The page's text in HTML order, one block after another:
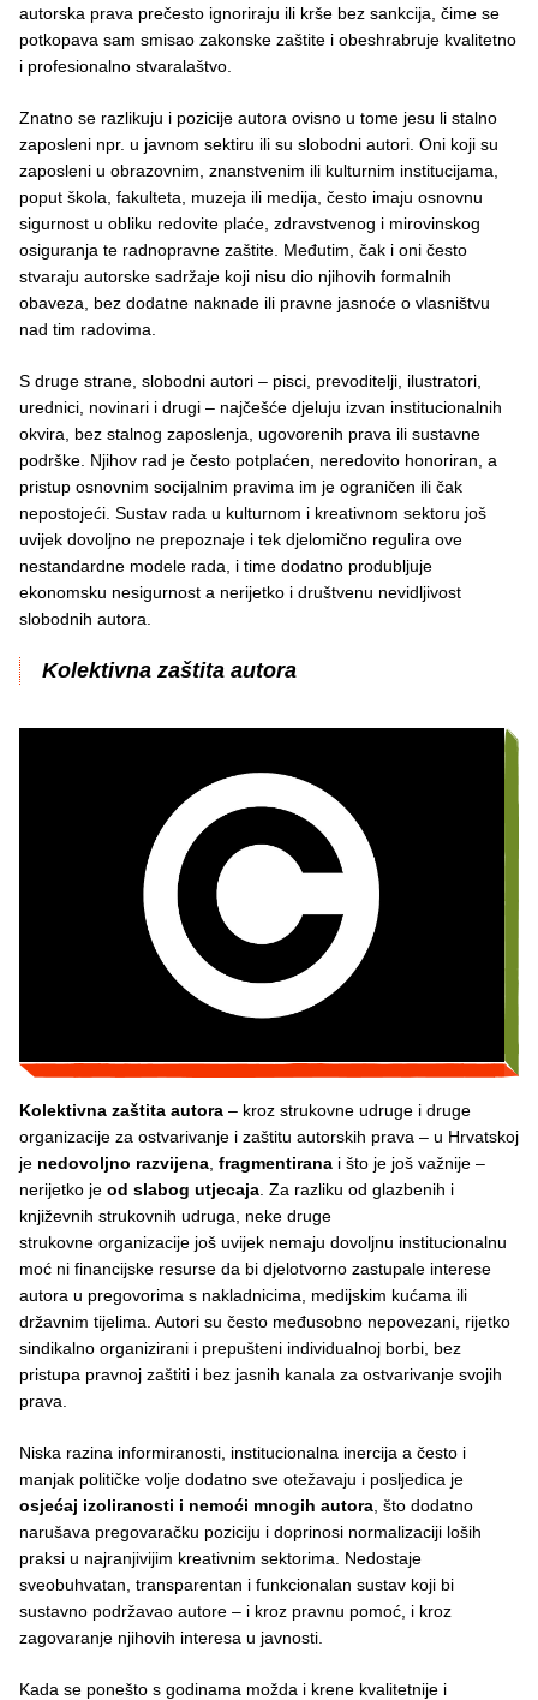
autorska prava prečesto ignoriraju ili krše bez sankcija, čime se
potkopava sam smisao zakonske zaštite i obeshrabruje kvalitetno
i profesionalno stvaralaštvo.
Znatno se razlikuju i pozicije autora ovisno u tome jesu li stalno
zaposleni npr. u javnom sektiru ili su slobodni autori. Oni koji su
zaposleni u obrazovnim, znanstvenim ili kulturnim institucijama,
poput škola, fakulteta, muzeja ili medija, često imaju osnovnu
sigurnost u obliku redovite plaće, zdravstvenog i mirovinskog
osiguranja te radnopravne zaštite. Međutim, čak i oni često
stvaraju autorske sadržaje koji nisu dio njihovih formalnih
obaveza, bez dodatne naknade ili pravne jasnoće o vlasništvu
nad tim radovima.
S druge strane, slobodni autori – pisci, prevoditelji, ilustratori,
urednici, novinari i drugi – najčešće djeluju izvan institucionalnih
okvira, bez stalnog zaposlenja, ugovorenih prava ili sustavne
podrške. Njihov rad je često potplaćen, neredovito honoriran, a
pristup osnovnim socijalnim pravima im je ograničen ili čak
nepostojeći. Sustav rada u kulturnom i kreativnom sektoru još
uvijek dovoljno ne prepoznaje i tek djelomično regulira ove
nestandardne modele rada, i time dodatno produbljuje
ekonomsku nesigurnost a nerijetko i društvenu nevidljivost
slobodnih autora.
Kolektivna zaštita autora
Kolektivna zaštita autora – kroz strukovne udruge i druge
organizacije za ostvarivanje i zaštitu autorskih prava – u Hrvatskoj
je nedovoljno razvijena fragmentirana i što je još važnije –
nerijetko je od slabog utjecaja . Za razliku od glazbenih i
književnih strukovnih udruga, neke druge
strukovne organizacije još uvijek nemaju dovoljnu institucionalnu
moć ni financijske resurse da bi djelotvorno zastupale interese
autora u pregovorima s nakladnicima, medijskim kućama ili
državnim tijelima. Autori su često međusobno nepovezani, rijetko
sindikalno organizirani i prepušteni individualnoj borbi, bez
pristupa pravnoj zaštiti i bez jasnih kanala za ostvarivanje svojih
prava.
Niska razina informiranosti, institucionalna inercija a često i
manjak političke volje dodatno sve otežavaju i posljedica je
osjećaj izoliranosti i nemoći mnogih autora , što dodatno
narušava pregovaračku poziciju i doprinosi normalizaciji loših
praksi u najranjivijim kreativnim sektorima. Nedostaje
sveobuhvatan, transparentan i funkcionalan sustav koji bi
sustavno podržavao autore – i kroz pravnu pomoć, i kroz
zagovaranje njihovih interesa u javnosti.
Kada se ponešto s godinama možda i krene kvalitetnije i